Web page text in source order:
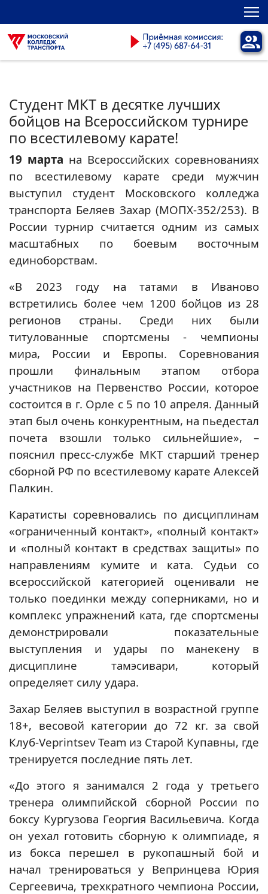
Студент МКТ в десятке лучших
бойцов на Всероссийском турнире
по всестилевому карате!
19 марта на Всероссийских соревнованиях
по всестилевому карате среди мужчин
выступил студент Московского колледжа
транспорта Беляев Захар (МОПХ-352/253). В
России турнир считается одним из самых
масштабных по боевым восточным
единоборствам.
«В 2023 году на татами в Иваново
встретились более чем 1200 бойцов из 28
регионов страны. Среди них были
титулованные спортсмены - чемпионы
мира, России и Европы. Соревнования
прошли финальным этапом отбора
участников на Первенство России, которое
состоится в г. Орле с 5 по 10 апреля. Данный
этап был очень конкурентным, на пьедестал
почета взошли только сильнейшие», –
пояснил пресс-службе МКТ старший тренер
сборной РФ по всестилевому карате Алексей
Палкин.
Каратисты соревновались по дисциплинам
«ограниченный контакт», «полный контакт»
и «полный контакт в средствах защиты» по
направлениям кумите и ката. Судьи со
всероссийской категорией оценивали не
только поединки между соперниками, но и
комплекс упражнений ката, где спортсмены
демонстрировали показательные
выступления и удары по манекену в
дисциплине тамэсивари, который
определяет силу удара.
Захар Беляев выступил в возрастной группе
18+, весовой категории до 72 кг. за свой
Клуб-Veprintsev Team из Старой Купавны, где
тренируется последние пять лет.
«До этого я занимался 2 года у третьего
тренера олимпийской сборной России по
боксу Кургузова Георгия Васильевича. Когда
он уехал готовить сборную к олимпиаде, я
из бокса перешел в рукопашный бой и
начал тренироваться у Вепринцева Юрия
Сергеевича, трехкратного чемпиона России,